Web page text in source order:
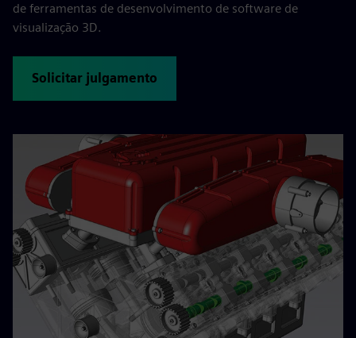
de ferramentas de desenvolvimento de software de
visualização 3D.
Solicitar julgamento